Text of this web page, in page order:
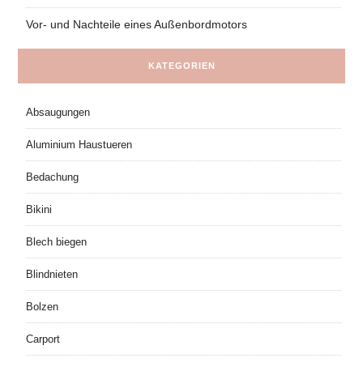
Vor- und Nachteile eines Außenbordmotors
KATEGORIEN
Absaugungen
Aluminium Haustueren
Bedachung
Bikini
Blech biegen
Blindnieten
Bolzen
Carport